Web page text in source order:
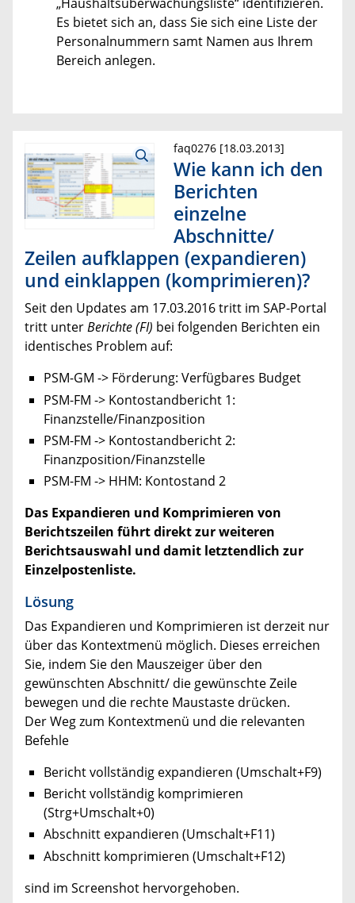
Es bietet sich an, dass Sie sich eine Liste der
Personalnummern samt Namen aus Ihrem
Bereich anlegen.
faq0276 [18.03.2013]
Wie kann ich den
Berichten
einzelne
Abschnitte/
Zeilen aufklappen (expandieren)
und einklappen (komprimieren)?
Seit den Updates am 17.03.2016 tritt im SAP-Portal
tritt unterBerichte (FI) bei folgenden Berichten ein
identisches Problem auf:
PSM-GM -> Förderung: Verfügbares Budget
PSM-FM -> Kontostandbericht 1:
Finanzstelle/Finanzposition
PSM-FM -> Kontostandbericht 2:
Finanzposition/Finanzstelle
PSM-FM -> HHM: Kontostand 2
Das Expandieren und Komprimieren von
Berichtszeilen führt direkt zur weiteren
Berichtsauswahl und damit letztendlich zur
Einzelpostenliste.
Lösung
Das Expandieren und Komprimieren ist derzeit nur
über das Kontextmenü möglich. Dieses erreichen
Sie, indem Sie den Mauszeiger über den
gewünschten Abschnitt/ die gewünschte Zeile
bewegen und die rechte Maustaste drücken.
Der Weg zum Kontextmenü und die relevanten
Befehle
Bericht vollständig expandieren (Umschalt+F9)
Bericht vollständig komprimieren
(Strg+Umschalt+0)
Abschnitt expandieren (Umschalt+F11)
Abschnitt komprimieren (Umschalt+F12)
sind im Screenshot hervorgehoben.